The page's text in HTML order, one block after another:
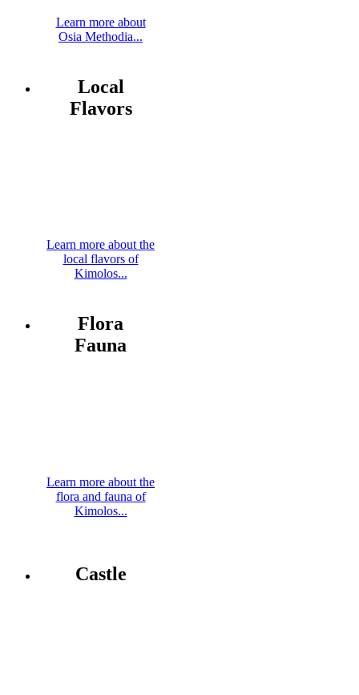
Learn more about
Osia Methodia...
Local
Flavors
Learn more about the
local flavors of
Kimolos...
Flora
Fauna
Learn more about the
flora and fauna of
Kimolos...
Castle